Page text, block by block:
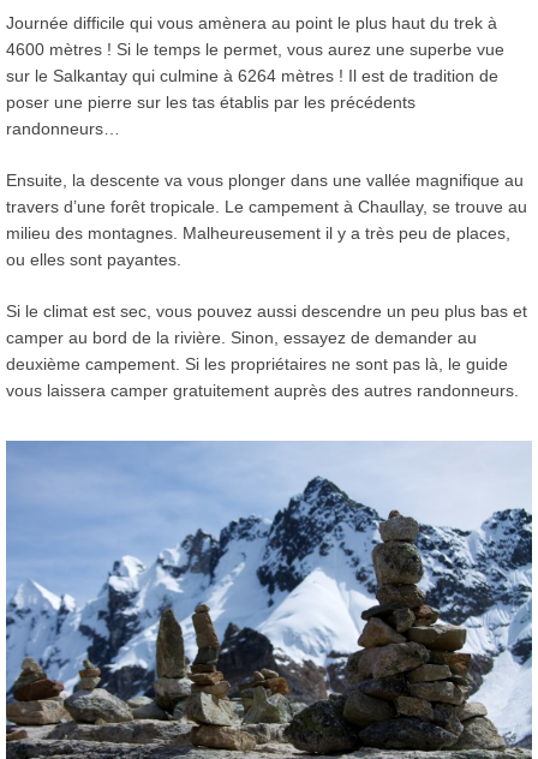
Journée difficile qui vous amènera au point le plus haut du trek à
4600 mètres ! Si le temps le permet, vous aurez une superbe vue
sur le Salkantay qui culmine à 6264 mètres ! Il est de tradition de
poser une pierre sur les tas établis par les précédents
randonneurs…
Ensuite, la descente va vous plonger dans une vallée magnifique au
travers d’une forêt tropicale. Le campement à Chaullay, se trouve au
milieu des montagnes. Malheureusement il y a très peu de places,
ou elles sont payantes.
Si le climat est sec, vous pouvez aussi descendre un peu plus bas et
camper au bord de la rivière. Sinon, essayez de demander au
deuxième campement. Si les propriétaires ne sont pas là, le guide
vous laissera camper gratuitement auprès des autres randonneurs.